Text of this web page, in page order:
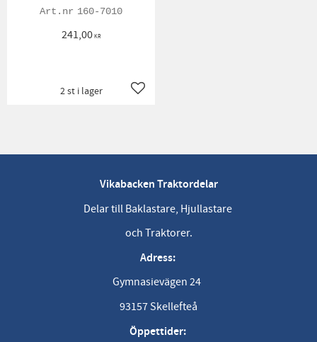
160-7010
241,00KR
Lägg till i favoriter
2 st i lager
Vikabacken Traktordelar
Delar till Baklastare, Hjullastare
och Traktorer.
Adress:
Gymnasievägen 24
93157 Skellefteå
Öppettider: